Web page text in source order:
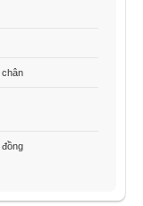
chân
đồng